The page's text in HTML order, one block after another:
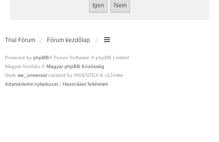
Trial Fórum Fórum kezdőlap
Powered by phpBB® Forum Software © phpBB Limited
Magyar fordítás © Magyar phpBB Közösség
Style we_universal created by INVENTEA & v12mike
Adatvédelmi nyilatkozat | Használati feltételek